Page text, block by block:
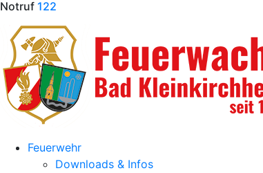
Notruf 122
Feuerwehr
Downloads & Infos